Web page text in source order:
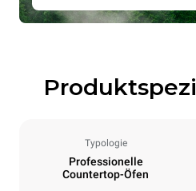
Typologie
Professionelle
Countertop-Öfen